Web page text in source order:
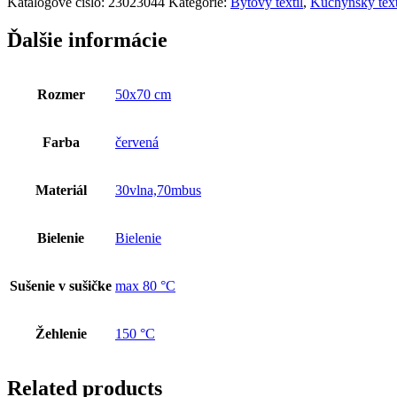
Bambus
50x70
cm
Ďalšie informácie
Rozmer 50x70 cm
Farba červená
Materiál 30vlna,70mbus
Bielenie Bielenie
Sušenie v sušičke max 80 °C
Žehlenie 150 °C
Related products